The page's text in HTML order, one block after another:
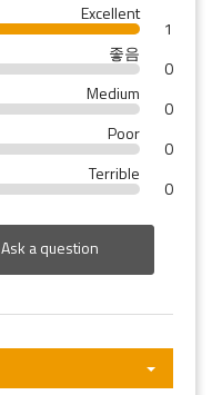
Excellent
1
좋음
0
Medium
0
Poor
0
Terrible
0
Ask a question